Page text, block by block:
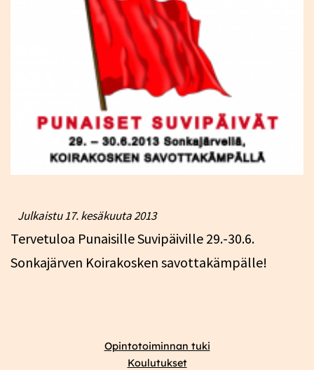
Julkaistu17. kesäkuuta 2013
Tervetuloa Punaisille Suvipäiville 29.-30.6.
Sonkajärven Koirakosken savottakämpälle!
Opintotoiminnan tuki
Koulutukset